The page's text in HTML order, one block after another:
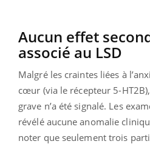
Aucun effet
associé au LSD
Malgré les craintes liées à
cœur (via le récepteur 5-
grave n’a été signalé. Les
révélé aucune anomalie
noter que seulement trois